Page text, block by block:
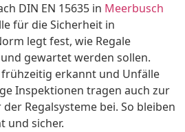
DIN EN 15635 in Meerbusch
für die Sicherheit in
legt fest, wie Regale
gewartet werden sollen.
erkannt und Unfälle
Inspektionen tragen auch zur
Regalsysteme bei. So bleiben
und sicher.